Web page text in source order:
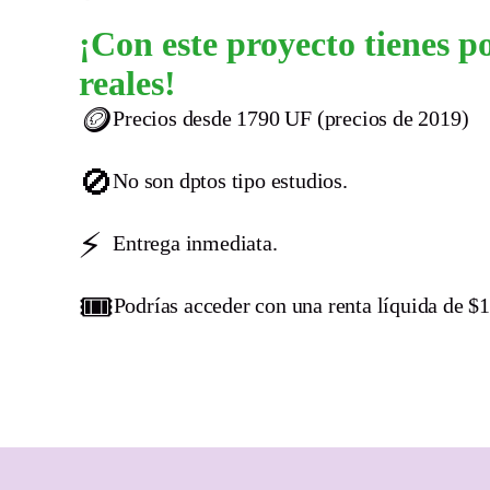
¡Con este proyecto tienes
reales!
🪙Precios desde 1790 UF (precios de 2019)
🚫No son dptos tipo estudios.
⚡️ Entrega inmediata.
🎟️Podrías acceder con una renta líquida de